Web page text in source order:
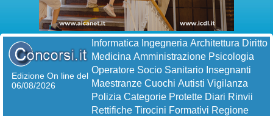
Edizione On line del
06/08/2026
Informatica Ingegneria Architettura Diritto
Medicina Amministrazione Psicologia
Operatore Socio Sanitario Insegnanti
Maestranze Cuochi Autisti Vigilanza
Polizia Categorie Protette Diari Rinvii
Rettifiche Tirocini Formativi Regione